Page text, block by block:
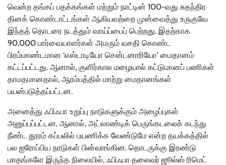
வென்ற தங்கப் பதக்கங்கள் மற்றும் நாட்டின் 100-வது சுதந்திர
தினக் கொண்டாட்டங்கள் ஆகியவற்றை முன்வைத்து உருகுவே
இந்தத் தொடரை நடத்தும் வாய்ப்பைப் பெற்றது. இதற்காக
90,000 பார்வையாளர்கள் அமரும் வசதி கொண்ட
பிரம்மாண்டமான ‘எஸ்டாடியோ சென்டனாரியோ’ மைதானம்
கட்டப்பட்டது. ஆனால், குளிர்கால மழையால் கட்டுமானப் பணிகள்
தாமதமானதால், ஆரம்பத்தில் மாற்று மைதானங்கள்
பயன்படுத்தப்பட்டன.
அனைத்து ஃபிஃபா உறுப்பு நாடுகளுக்கும் அழைப்புகள்
அனுப்பப்பட்டன. ஆனால், அட்லாண்டிக் பெருங்கடலைக் கடந்து
நீண்ட தூரம் கப்பலில் பயணிக்க வேண்டுமே என்ற தயக்கத்தில்
பல ஐரோப்பிய நாடுகள் பின்வாங்கின. தொடருக்கு இரண்டு
மாதங்களே இருந்த நிலையில், ஃபிஃபா தலைவர் ஜூல்ஸ் ரிமெட்